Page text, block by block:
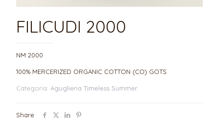
FILICUDI 2000
NM 2000
100% MERCERIZED ORGANIC COTTON (CO) GOTS
Categoria: Aguglieria Timeless Summer
Share